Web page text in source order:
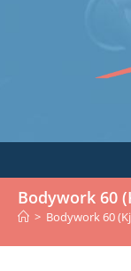
Bodywork 60
> Bodywork 60